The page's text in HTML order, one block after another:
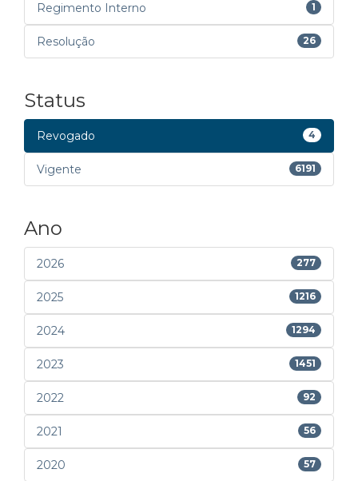
Regimento Interno 1
Resolução 26
Status
Revogado 4
Vigente 6191
Ano
2026 277
2025 1216
2024 1294
2023 1451
2022 92
2021 56
2020 57